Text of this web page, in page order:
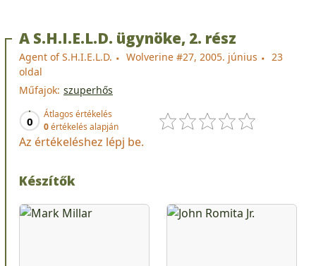
A S.H.I.E.L.D. ügynöke, 2. rész
Agent of S.H.I.E.L.D. Wolverine #27, 2005. június
23
oldal
Műfajok: szuperhős
0
Átlagos értékelés
0értékelés alapján
Az értékeléshez lépj be.
Készítők